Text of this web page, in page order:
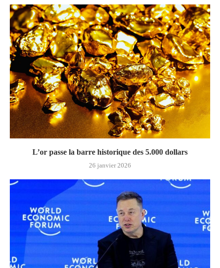
L’or passe la barre historique des 5.000 dollars
26 janvier 2026